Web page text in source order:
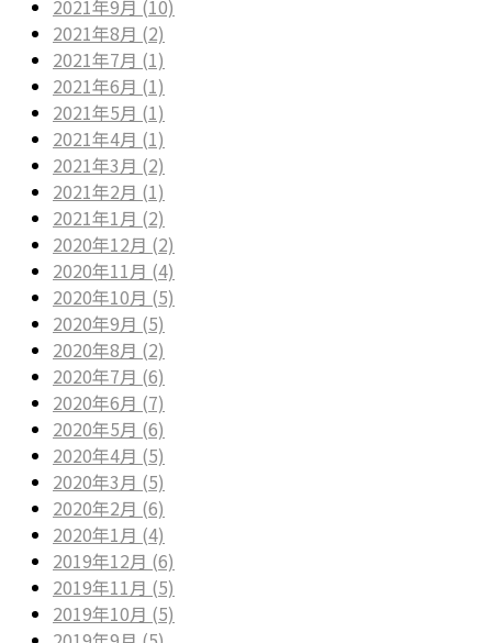
2021年9月 (10)
2021年8月 (2)
2021年7月 (1)
2021年6月 (1)
2021年5月 (1)
2021年4月 (1)
2021年3月 (2)
2021年2月 (1)
2021年1月 (2)
2020年12月 (2)
2020年11月 (4)
2020年10月 (5)
2020年9月 (5)
2020年8月 (2)
2020年7月 (6)
2020年6月 (7)
2020年5月 (6)
2020年4月 (5)
2020年3月 (5)
2020年2月 (6)
2020年1月 (4)
2019年12月 (6)
2019年11月 (5)
2019年10月 (5)